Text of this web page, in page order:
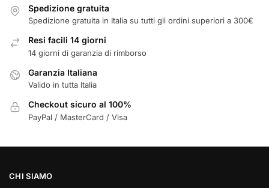
Spedizione gratuita
Spedizione gratuita in Italia su tutti gli ordini superiori a 300€
Resi facili 14 giorni
14 giorni di garanzia di rimborso
Garanzia Italiana
Valido in tutta Italia
Checkout sicuro al 100%
PayPal / MasterCard / Visa
CHI SIAMO